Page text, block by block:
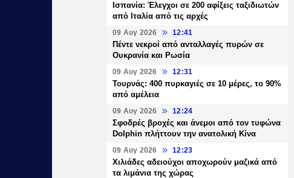
Ισπανία: Έλεγχοι σε 200 αφίξεις ταξιδιωτών
από Ιταλία από τις αρχές
09 Αυγ 2026 12:41
Πέντε νεκροί από ανταλλαγές πυρών σε
Ουκρανία και Ρωσία
09 Αυγ 2026 12:31
Τουρνάς: 400 πυρκαγιές σε 10 μέρες, το 90%
από αμέλεια
09 Αυγ 2026 12:24
Σφοδρές βροχές και άνεμοι από τον τυφώνα
Dolphin πλήττουν την ανατολική Κίνα
09 Αυγ 2026 12:23
Χιλιάδες αδειούχοι αποχωρούν μαζικά από
τα λιμάνια της χώρας